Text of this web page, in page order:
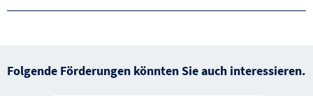
Folgende Förderungen könnten Sie auch interessieren.